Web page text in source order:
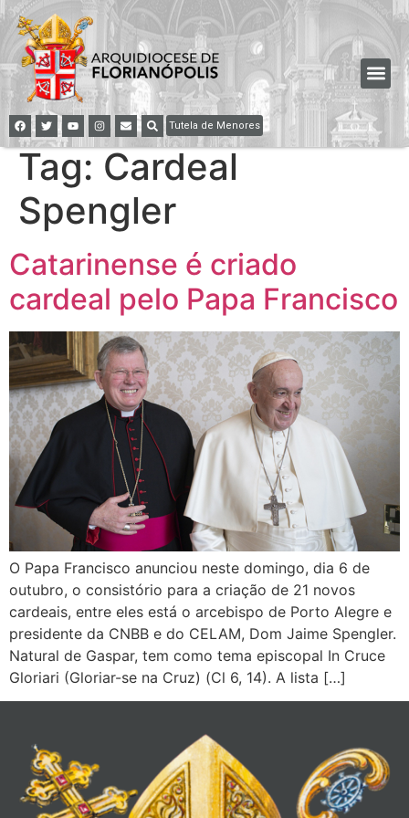
Tutela de Menores
Tag: Cardeal
Spengler
Catarinense é criado
cardeal pelo Papa Francisco
O Papa Francisco anunciou neste domingo, dia 6 de
outubro, o consistório para a criação de 21 novos
cardeais, entre eles está o arcebispo de Porto Alegre e
presidente da CNBB e do CELAM, Dom Jaime Spengler.
Natural de Gaspar, tem como tema episcopal In Cruce
Gloriari (Gloriar-se na Cruz) (Cl 6, 14). A lista […]